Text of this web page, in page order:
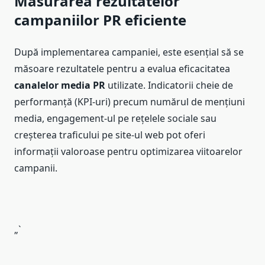
campaniilor PR eficiente
După implementarea campaniei, este esențial să se
măsoare rezultatele pentru a evalua eficacitatea
canalelor media PR utilizate. Indicatorii cheie de
performanță (KPI-uri) precum numărul de mențiuni
media, engagement-ul pe rețelele sociale sau
creșterea traficului pe site-ul web pot oferi
informații valoroase pentru optimizarea viitoarelor
campanii.
„`